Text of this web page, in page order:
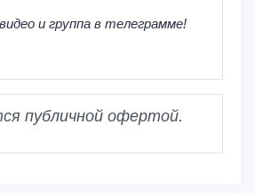
и группа в телеграмме!
публичной офертой.